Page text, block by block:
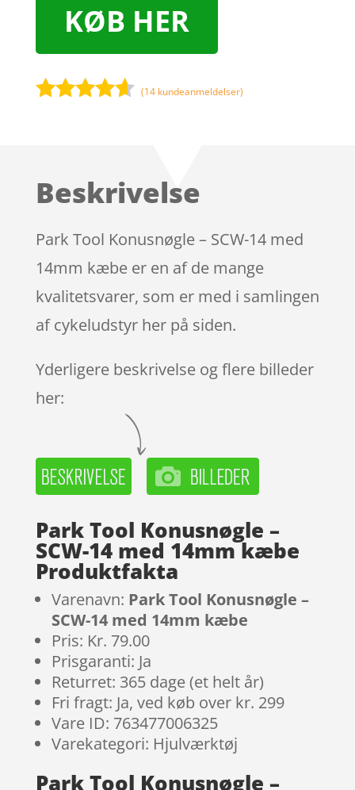
KØB HER
på
mmelser
(14 kundeanmeldelser)
Beskrivelse
Park Tool Konusnøgle – SCW-14 med
14mm kæbe er en af de mange
kvalitetsvarer, som er med i samlingen
af cykeludstyr her på siden.
Yderligere beskrivelse og flere billeder
her:
Park Tool Konusnøgle –
SCW-14 med 14mm kæbe
Produktfakta
Varenavn: Park Tool Konusnøgle –
SCW-14 med 14mm kæbe
Pris: Kr. 79.00
Prisgaranti: Ja
Returret: 365 dage (et helt år)
Fri fragt: Ja, ved køb over kr. 299
Vare ID: 763477006325
Varekategori: Hjulværktøj
Park Tool Konusnøgle –